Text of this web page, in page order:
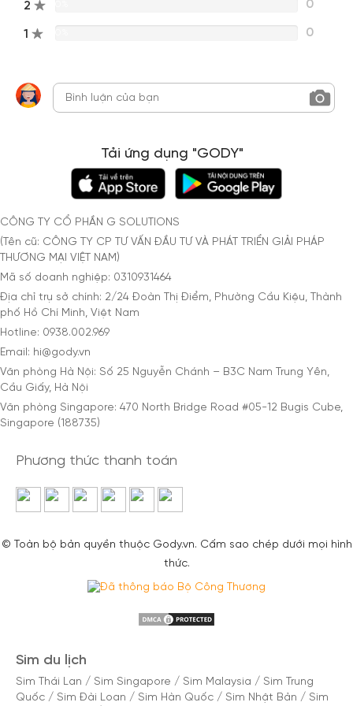
2 0
1 0
Tải ứng dụng "GODY"
CÔNG TY CỔ PHẦN G SOLUTIONS
(Tên cũ: CÔNG TY CP TƯ VẤN ĐẦU TƯ VÀ PHÁT TRIỂN GIẢI PHÁP
THƯƠNG MẠI VIỆT NAM)
Mã số doanh nghiệp: 0310931464
Địa chỉ trụ sở chính: 2/24 Đoàn Thị Điểm, Phường Cầu Kiệu, Thành
phố Hồ Chí Minh, Việt Nam
Hotline: 0938.002.969
Email: hi@gody.vn
Văn phòng Hà Nội: Số 25 Nguyễn Chánh – B3C Nam Trung Yên,
Cầu Giấy, Hà Nội
Văn phòng Singapore: 470 North Bridge Road #05-12 Bugis Cube,
Singapore (188735)
Phương thức thanh toán
© Toàn bộ bản quyền thuộc Gody.vn. Cấm sao chép dưới mọi hình
thức.
Sim du lịch
Sim Thái Lan / Sim Singapore / Sim Malaysia / Sim Trung
Quốc / Sim Đài Loan / Sim Hàn Quốc / Sim Nhật Bản / Sim